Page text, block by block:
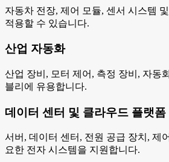
자동차 전장, 제어 모듈, 센서 시스템
적용할 수 있습니다.
산업 자동화
산업 장비, 모터 제어, 측정 장비, 자동
블리에 유용합니다.
데이터 센터 및 클라우드 플랫폼
서버, 데이터 센터, 전원 공급 장치, 제
요한 전자 시스템을 지원합니다.